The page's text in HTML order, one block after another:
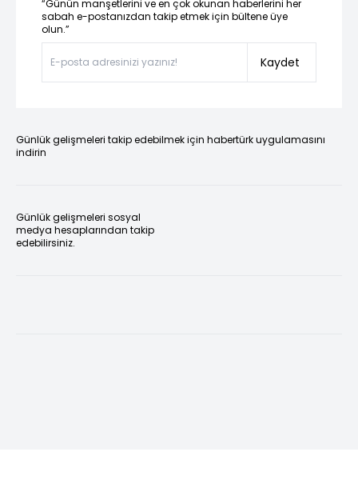
“Günün manşetlerini ve en çok okunan haberlerini her
sabah e-postanızdan takip etmek için bültene üye
olun.”
Kaydet
Günlük gelişmeleri takip edebilmek için habertürk uygulamasını
indirin
Günlük gelişmeleri sosyal
medya hesaplarından takip
edebilirsiniz.